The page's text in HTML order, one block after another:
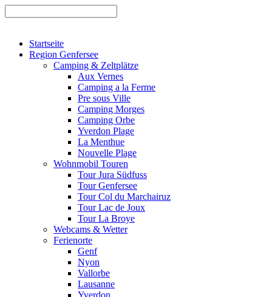
Startseite
Region Genfersee
Camping & Zeltplätze
Aux Vernes
Camping a la Ferme
Pre sous Ville
Camping Morges
Camping Orbe
Yverdon Plage
La Menthue
Nouvelle Plage
Wohnmobil Touren
Tour Jura Südfuss
Tour Genfersee
Tour Col du Marchairuz
Tour Lac de Joux
Tour La Broye
Webcams & Wetter
Ferienorte
Genf
Nyon
Vallorbe
Lausanne
Yverdon